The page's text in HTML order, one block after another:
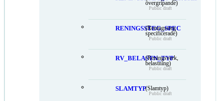
övergripande)
Public draft
RENINGSSTEG_SPEC
(Reningssteg
specificerade)
Public draft
RV_BELASTN_TYP
(Reningsverk,
belastning)
Public draft
SLAMTYP(Slamtyp)
Public draft